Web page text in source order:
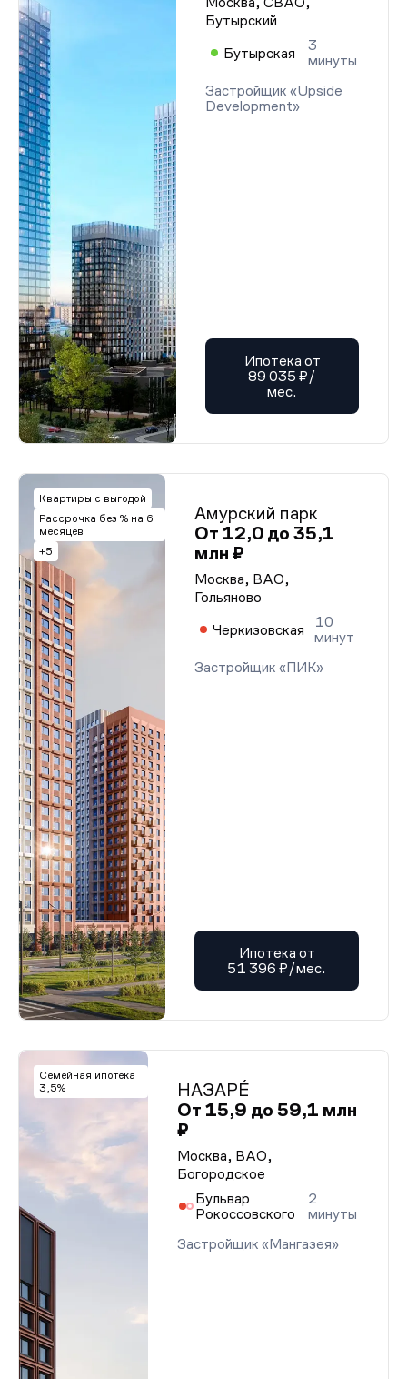
Бутырский
Бутырская
3
минуты
Застройщик «Upside
Development»
Ипотека от
89 035 ₽/
мес.
Квартиры с выгодой
Рассрочка без % на 6
месяцев
+5
Амурский парк
От 12,0 до 35,1
млн ₽
Москва, ВАО,
Гольяново
Черкизовская
10
минут
Застройщик «ПИК»
Ипотека от
51 396 ₽/мес.
Семейная ипотека
3,5%
НАЗАРÉ
От 15,9 до 59,1 млн
₽
Москва, ВАО,
Богородское
Бульвар
Рокоссовского
2
минуты
Застройщик «Мангазея»